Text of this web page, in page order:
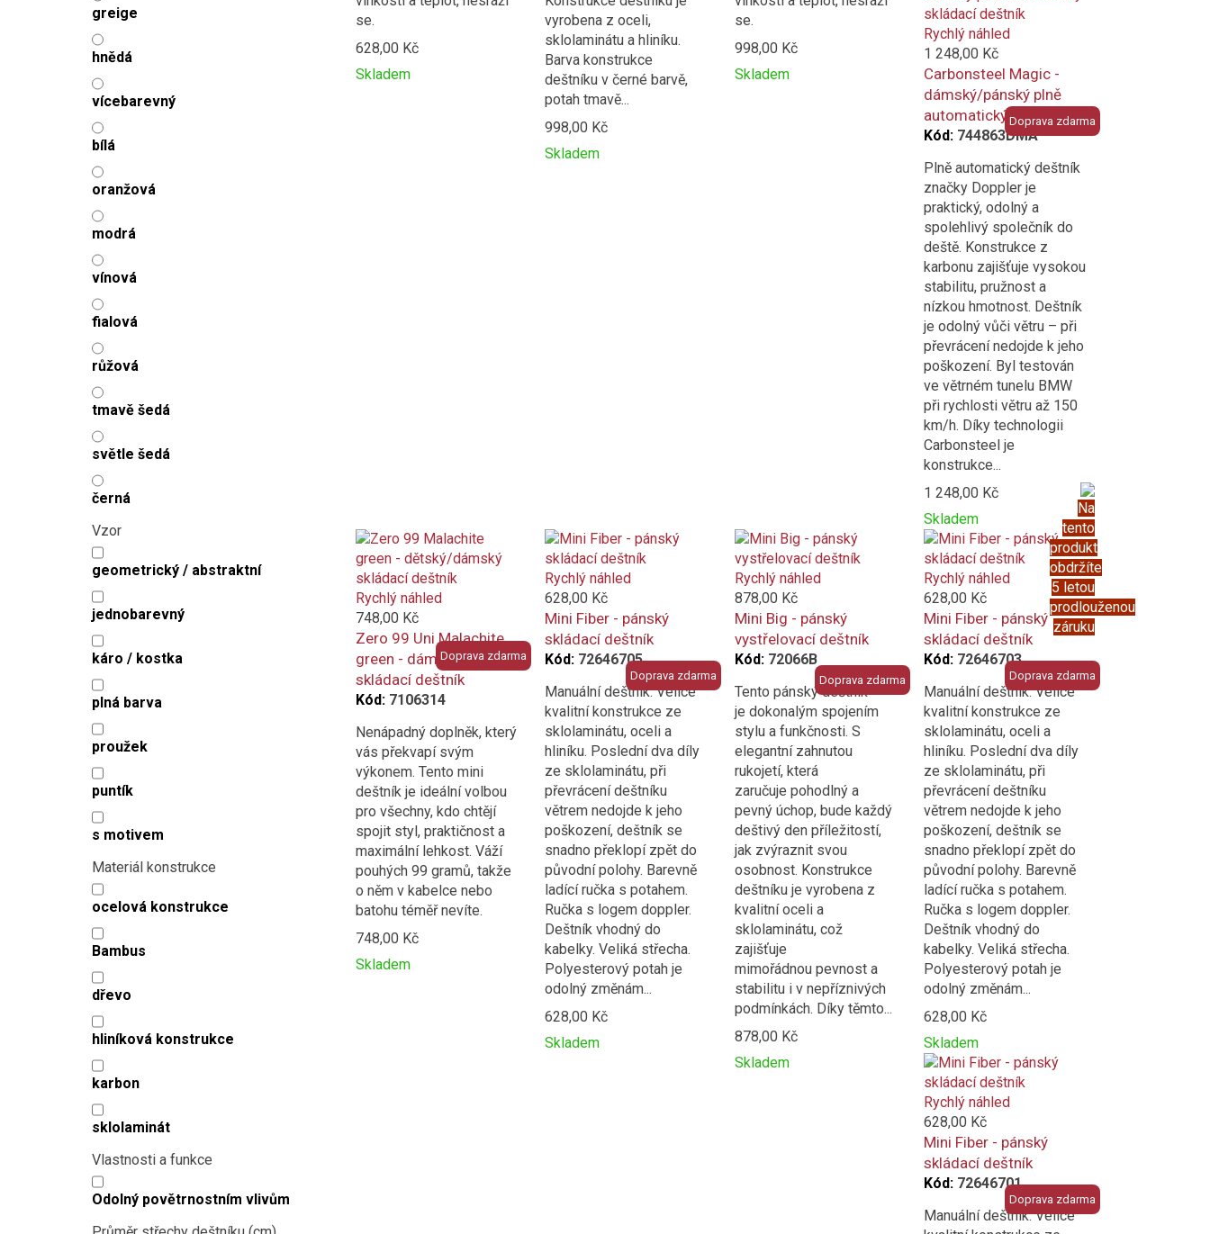
greige
hnědá
vícebarevný
bílá
oranžová
modrá
vínová
fialová
růžová
tmavě šedá
světle šedá
černá
Vzor
geometrický / abstraktní
jednobarevný
káro / kostka
plná barva
proužek
puntík
s motivem
Materiál konstrukce
ocelová konstrukce
Bambus
dřevo
hliníková konstrukce
karbon
sklolaminát
Vlastnosti a funkce
Odolný povětrnostním vlivům
se.
628,00 Kč
Skladem
vyrobena z oceli,
sklolaminátu a hliníku.
Barva konstrukce
deštníku v černé barvě,
potah tmavě...
998,00 Kč
Skladem
se.
998,00 Kč
Skladem
porovnání
added
to
compare
Doprava zdarma
Na
tento
produkt
obdržíte
5 letou
prodlouženou
záruku
Rychlý náhled
1 248,00 Kč
Carbonsteel Magic -
dámský/pánský plně
automatický deštník
Kód: 744863DMA
Plně automatický deštník
značky Doppler je
praktický, odolný a
spolehlivý společník do
deště. Konstrukce z
karbonu zajišťuje vysokou
stabilitu, pružnost a
nízkou hmotnost. Deštník
je odolný vůči větru – při
převrácení nedojde k jeho
poškození. Byl testován
ve větrném tunelu BMW
při rychlosti větru až 150
km/h. Díky technologii
Carbonsteel je
konstrukce...
1 248,00 Kč
Skladem
Přidat
k
porovnání
Product
is
added
to
compare
Doprava zdarma
Rychlý náhled
748,00 Kč
Zero 99 Uni Malachite
green - dámský/ pánský
skládací deštník
Kód: 7106314
Nenápadný doplněk, který
vás překvapí svým
výkonem. Tento mini
deštník je ideální volbou
pro všechny, kdo chtějí
spojit styl, praktičnost a
maximální lehkost. Váží
pouhých 99 gramů, takže
o něm v kabelce nebo
batohu téměř nevíte.
748,00 Kč
Skladem
Doprava zdarma
Rychlý náhled
628,00 Kč
Mini Fiber - pánský
skládací deštník
Kód: 72646705
Manuální deštník. Velice
kvalitní konstrukce ze
sklolaminátu, oceli a
hliníku. Poslední dva díly
ze sklolaminátu, při
převrácení deštníku
větrem nedojde k jeho
poškození, deštník se
snadno překlopí zpět do
původní polohy. Barevně
ladící ručka s potahem.
Ručka s logem doppler.
Deštník vhodný do
kabelky. Veliká střecha.
Polyesterový potah je
odolný změnám...
628,00 Kč
Skladem
Doprava zdarma
Rychlý náhled
878,00 Kč
Mini Big - pánský
vystřelovací deštník
Kód: 72066B
Tento pánský deštník
je dokonalým spojením
stylu a funkčnosti. S
elegantní zahnutou
rukojetí, která
zaručuje pohodlný a
pevný úchop, bude každý
deštivý den příležitostí,
jak zvýraznit svou
osobnost. Konstrukce
deštníku je vyrobena z
kvalitní oceli a
sklolaminátu, což
zajišťuje
mimořádnou pevnost a
stabilitu i v nepříznivých
podmínkách. Díky těmto...
878,00 Kč
Skladem
Doprava zdarma
Rychlý náhled
628,00 Kč
Mini Fiber - pánský
skládací deštník
Kód: 72646703
Manuální deštník. Velice
kvalitní konstrukce ze
sklolaminátu, oceli a
hliníku. Poslední dva díly
ze sklolaminátu, při
převrácení deštníku
větrem nedojde k jeho
poškození, deštník se
snadno překlopí zpět do
původní polohy. Barevně
ladící ručka s potahem.
Ručka s logem doppler.
Deštník vhodný do
kabelky. Veliká střecha.
Polyesterový potah je
odolný změnám...
628,00 Kč
Skladem
Přidat
k
porovnání
Product
is
added
to
compare
Doprava zdarma
Rychlý náhled
628,00 Kč
Mini Fiber - pánský
skládací deštník
Kód: 72646701
Manuální deštník. Velice